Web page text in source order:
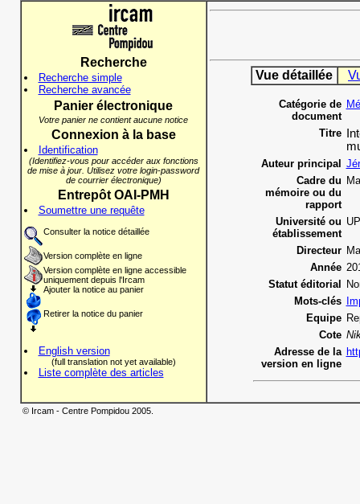
Recherche
Recherche simple
Recherche avancée
Panier électronique
Votre panier ne contient aucune notice
Connexion à la base
Identification
(Identifiez-vous pour accéder aux fonctions
de mise à jour. Utilisez votre login-password
de courrier électronique)
Entrepôt OAI-PMH
Soumettre une requête
Consulter la notice détaillée
Version complète en ligne
Version complète en ligne accessible
uniquement depuis l'Ircam
Ajouter la notice au panier
Retirer la notice du panier
English version
(full translation not yet available)
Liste complète des articles
Vue détaillée
Catégorie de
document
Titre
Auteur principal
Cadre du
mémoire ou du
rapport
Université ou
établissement
Directeur
Année
Statut éditorial
Mots-clés
Equipe
Cote
Adresse de la
version en ligne
© Ircam - Centre Pompidou 2005.